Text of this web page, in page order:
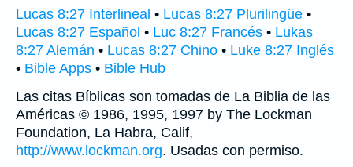
Lucas 8:27 Interlineal • Lucas 8:27 Plurilingüe •
Lucas 8:27 Español • Luc 8:27 Francés • Lukas
8:27 Alemán • Lucas 8:27 Chino • Luke 8:27 Inglés
• Bible Apps • Bible Hub
Las citas Bíblicas son tomadas de La Biblia de las
Américas © 1986, 1995, 1997 by The Lockman
Foundation, La Habra, Calif,
http://www.lockman.org. Usadas con permiso.